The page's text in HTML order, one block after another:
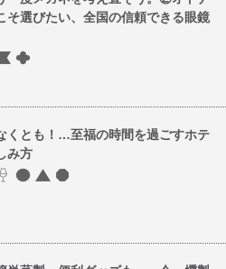
そ選びたい、全国の信頼できる眼鏡
くとも！…至福の時間を過ごすホテ
み方